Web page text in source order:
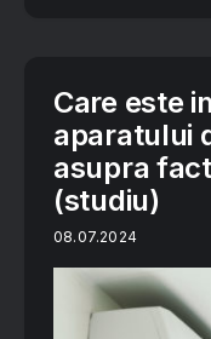
Care este
aparatului
asupra
(studiu)
08.07.2024